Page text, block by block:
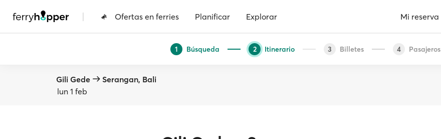
| Ofertas en ferries Planificar Explorar Mi reserva
1 Búsqueda 2 Itinerario 3 Billetes 4 Pasajeros
Gili Gede
Serangan, Bali
lun 1 feb